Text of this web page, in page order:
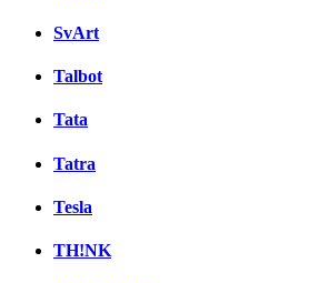
SvArt
Talbot
Tata
Tatra
Tesla
TH!NK